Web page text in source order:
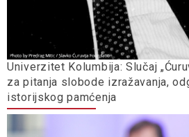
Univerzitet Kolumbija: Slučaj
za pitanja slobode izražavanja,
istorijskog pamćenja